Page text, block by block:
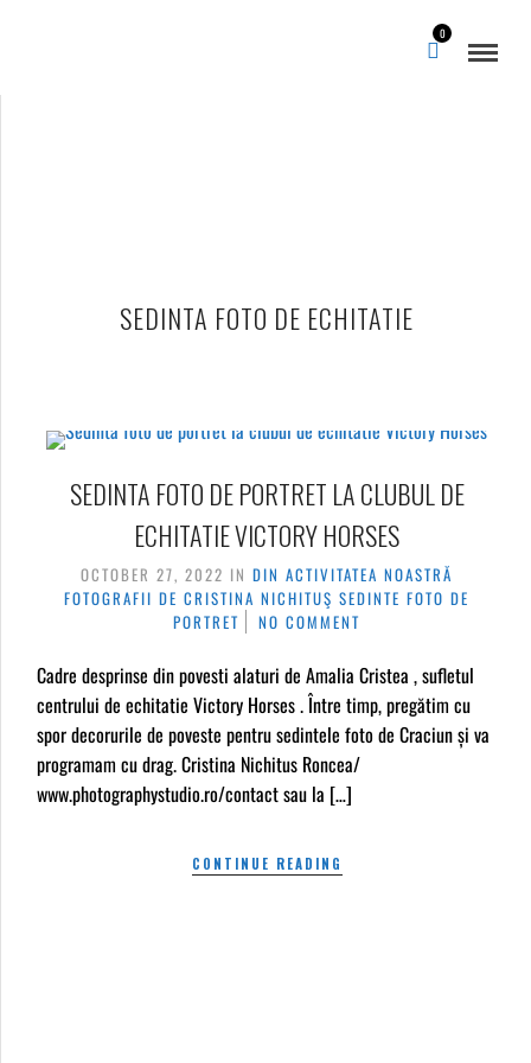
0
SEDINTA FOTO DE ECHITATIE
SEDINTA FOTO DE PORTRET LA CLUBUL DE
ECHITATIE VICTORY HORSES
OCTOBER 27, 2022 IN DIN ACTIVITATEA NOASTRĂ
FOTOGRAFII DE CRISTINA NICHITUŞ SEDINTE FOTO DE
PORTRET
NO COMMENT
Cadre desprinse din povesti alaturi de Amalia Cristea , sufletul
centrului de echitatie Victory Horses . Între timp, pregătim cu
spor decorurile de poveste pentru sedintele foto de Craciun și va
programam cu drag. Cristina Nichitus Roncea/
www.photographystudio.ro/contact sau la […]
CONTINUE READING